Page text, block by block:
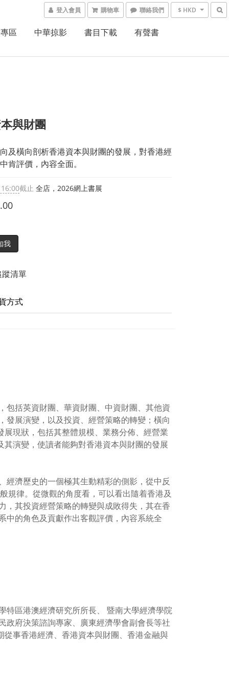
登入會員 購物車 聯絡我們 $ HKD
區 中華掠影 書目下載 有聲書
與財團
及橫向剖析香港資本與財團的發展，對香港經
肯評價，內容全面。
截止 全店，2026網上書展
我
清單
方式
包括英資財團、華資財團、中資財團、其他資
發展演變，以及投資、經營策略的轉變；橫向
現狀，包括其整體規模、業務分佈、經營業
演變，使讀者能夠對香港資本與財團的發展
經濟歷史的一個極其生動精彩的側影，從中反
規律。從微觀的角度看，可以看出隨着香港及
，其投資經營策略的轉變與成敗得失，其在香
中的角色及貢獻作出客觀評價，內容系統全
特區港澳經濟研究所所長、 暨南大學經濟學院
政府決策諮詢專家、廣東經濟學會副會長等社
事香港經濟、香港資本與財團、香港金融與